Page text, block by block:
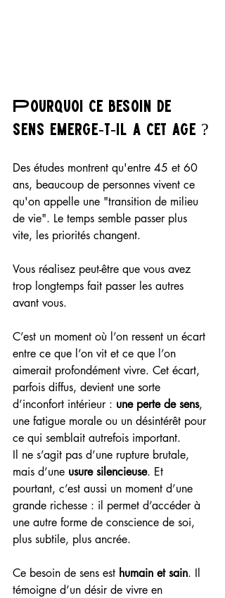
Pourquoi ce besoin de
sens émerge-t-il à cet âge ?
Des études montrent qu'entre 45 et 60
ans, beaucoup de personnes vivent ce
qu'on appelle une "transition de milieu
de vie". Le temps semble passer plus
vite, les priorités changent.
Vous réalisez peut-être que vous avez
trop longtemps fait passer les autres
avant vous.
C’est un moment où l’on ressent un écart
entre ce que l’on vit et ce que l’on
aimerait profondément vivre. Cet écart,
parfois diffus, devient une sorte
d’inconfort intérieur : une perte de sens,
une fatigue morale ou un désintérêt pour
ce qui semblait autrefois important.
Il ne s’agit pas d’une rupture brutale,
mais d’une usure silencieuse. Et
pourtant, c’est aussi un moment d’une
grande richesse : il permet d’accéder à
une autre forme de conscience de soi,
plus subtile, plus ancrée.
Ce besoin de sens est humain et sain. Il
témoigne d’un désir de vivre en